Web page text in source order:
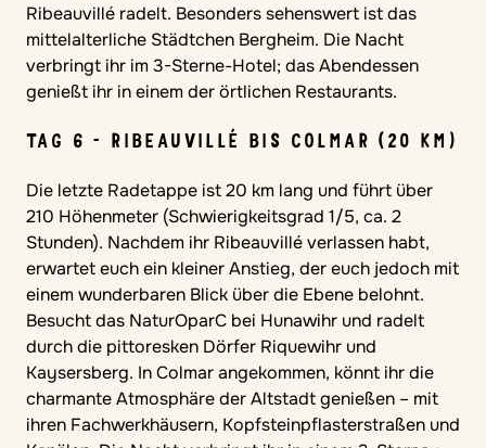
Ribeauvillé radelt. Besonders sehenswert ist das
mittelalterliche Städtchen Bergheim. Die Nacht
verbringt ihr im 3-Sterne-Hotel; das Abendessen
genießt ihr in einem der örtlichen Restaurants.
TAG 6 - RIBEAUVILLÉ BIS COLMAR (20 KM)
Die letzte Radetappe ist 20 km lang und führt über
210 Höhenmeter (Schwierigkeitsgrad 1/5, ca. 2
Stunden). Nachdem ihr Ribeauvillé verlassen habt,
erwartet euch ein kleiner Anstieg, der euch jedoch mit
einem wunderbaren Blick über die Ebene belohnt.
Besucht das NaturOparC bei Hunawihr und radelt
durch die pittoresken Dörfer Riquewihr und
Kaysersberg. In Colmar angekommen, könnt ihr die
charmante Atmosphäre der Altstadt genießen – mit
ihren Fachwerkhäusern, Kopfsteinpflasterstraßen und